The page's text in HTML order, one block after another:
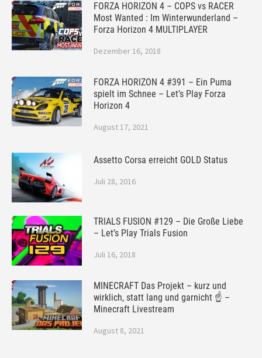
FORZA HORIZON 4 – COPS vs RACER
Most Wanted : Im Winterwunderland –
Forza Horizon 4 MULTIPLAYER
Dezember 16, 2018
FORZA HORIZON 4 #391 – Ein Puma
spielt im Schnee – Let’s Play Forza
Horizon 4
August 17, 2021
Assetto Corsa erreicht GOLD Status
Juli 28, 2016
TRIALS FUSION #129 – Die Große Liebe
– Let’s Play Trials Fusion
Juli 16, 2018
MINECRAFT Das Projekt – kurz und
wirklich, statt lang und garnicht ☝ –
Minecraft Livestream
August 8, 2021